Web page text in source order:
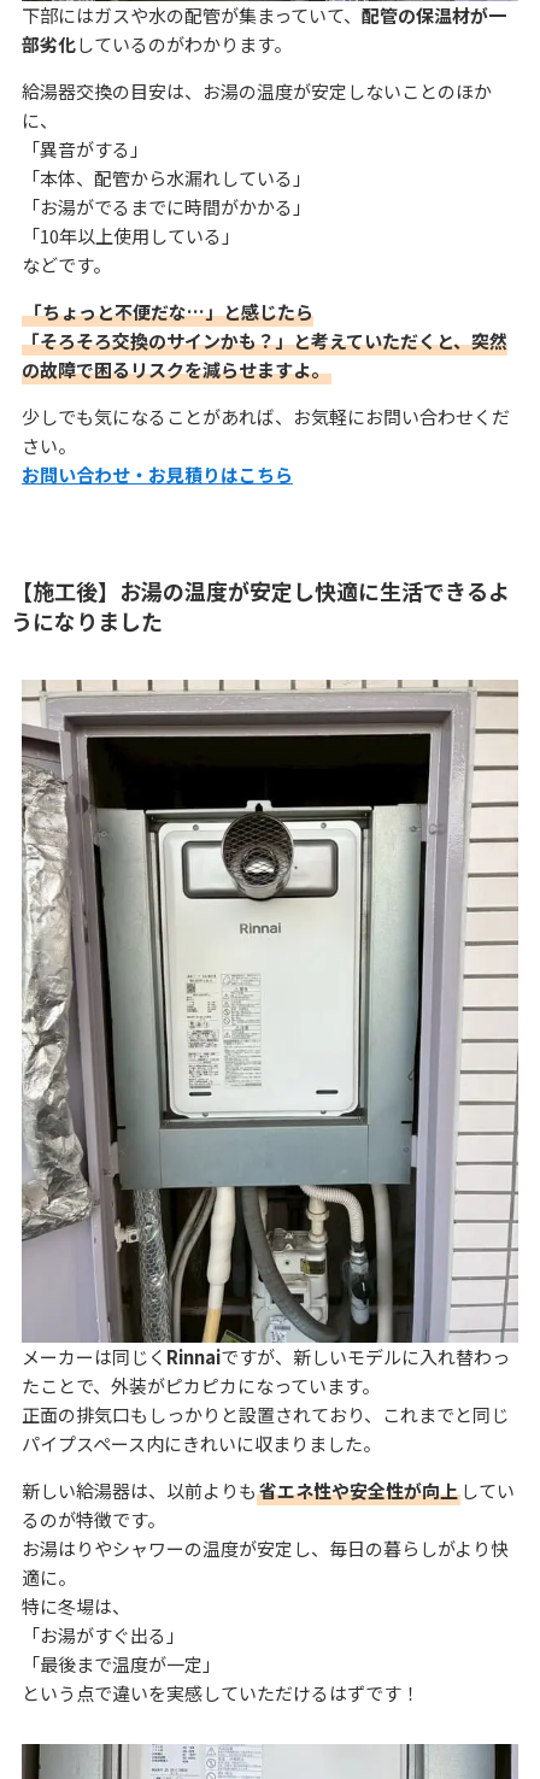
下部にはガスや水の配管が集まっていて、 配管の保温材が一
部劣化しているのがわかります。
給湯器交換の目安は、お湯の温度が安定しないことのほか
に、
「異音がする」
「本体、配管から水漏れしている」
「お湯がでるまでに時間がかかる」
「10年以上使用している」
などです。
「ちょっと不便だな…」と感じたら
「そろそろ交換のサインかも？」と考えていただくと、突然
の故障で困るリスクを減らせますよ。
少しでも気になることがあれば、お気軽にお問い合わせくだ
さい。
お問い合わせ・お見積りはこちら
【施工後】お湯の温度が安定し快適に生活できるよ
うになりました
メーカーは同じく Rinnaiですが、新しいモデルに入れ替わっ
たことで、外装がピカピカになっています。
正面の排気口もしっかりと設置されており、これまでと同じ
パイプスペース内にきれいに収まりました。
新しい給湯器は、以前よりも省エネ性や安全性が向上してい
るのが特徴です。
お湯はりやシャワーの温度が安定し、毎日の暮らしがより快
適に。
特に冬場は、
「お湯がすぐ出る」
「最後まで温度が一定」
という点で違いを実感していただけるはずです！